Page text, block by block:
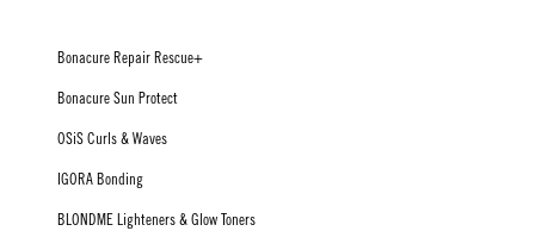
Bonacure Repair Rescue+
Bonacure Sun Protect
OSiS Curls & Waves
IGORA Bonding
BLONDME Lighteners & Glow Toners